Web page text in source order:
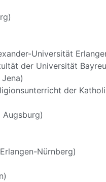
Universität
der Universität
der
Nürnberg)